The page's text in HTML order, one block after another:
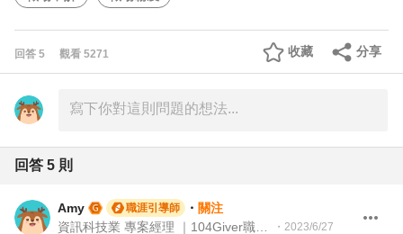
回答 5 觀看 5271 分享
收藏
回答 5 則
Amy 職涯引導師 ・ 關注
・ 2023/6/27